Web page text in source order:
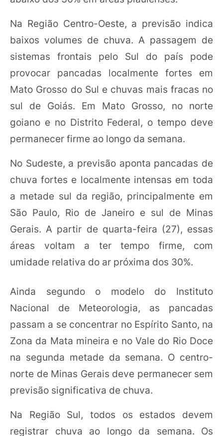
Na Região Centro-Oeste, a previsão indica
baixos volumes de chuva. A passagem de
sistemas frontais pelo Sul do país pode
provocar pancadas localmente fortes em
Mato Grosso do Sul e chuvas mais fracas no
sul de Goiás. Em Mato Grosso, no norte
goiano e no Distrito Federal, o tempo deve
permanecer firme ao longo da semana.
No Sudeste, a previsão aponta pancadas de
chuva fortes e localmente intensas em toda
a metade sul da região, principalmente em
São Paulo, Rio de Janeiro e sul de Minas
Gerais. A partir de quarta-feira (27), essas
áreas voltam a ter tempo firme, com
umidade relativa do ar próxima dos 30%.
Ainda segundo o modelo do Instituto
Nacional de Meteorologia, as pancadas
passam a se concentrar no Espírito Santo, na
Zona da Mata mineira e no Vale do Rio Doce
na segunda metade da semana. O centro-
norte de Minas Gerais deve permanecer sem
previsão significativa de chuva.
Na Região Sul, todos os estados devem
registrar chuva ao longo da semana. Os